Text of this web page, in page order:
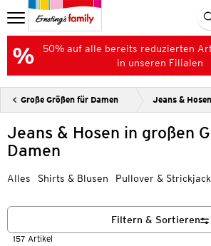
50% auf alle bereits reduzierten
in unseren Filialen
Große Größen für Damen Jeans &
Jeans & Hosen in großen
Damen
Alles Shirts & Blusen Pullover &
157 Artikel
Filtern & Sortieren